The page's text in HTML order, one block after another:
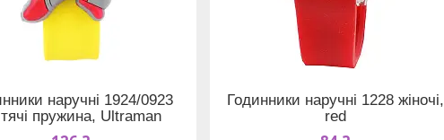
наручні 1924/0923
пружина, Ultraman
Годинники наручні 1228 жіночі,
red